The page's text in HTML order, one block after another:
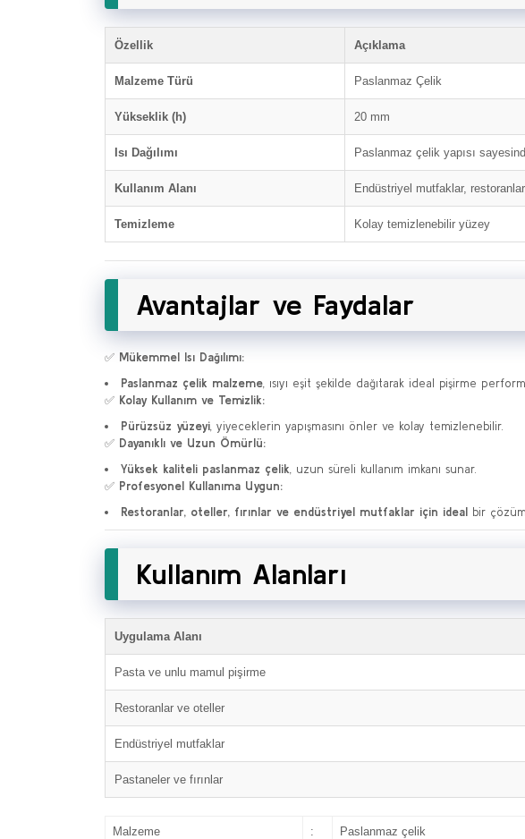
Özellik Açıklama
Malzeme Türü Paslanmaz Çelik
Yükseklik (h) 20 mm
Isı Dağılımı Paslanmaz çelik yapısı
Kullanım Alanı Endüstriyel mutfaklar,
Temizleme Kolay temizlenebilir yüzey
Avantajlar ve Faydalar
✅ Mükemmel Isı Dağılımı:
Paslanmaz çelik malzeme, ısıyı eşit şekilde dağıtarak ideal pişirme
✅ Kolay Kullanım ve Temizlik:
Pürüzsüz yüzeyi, yiyeceklerin yapışmasını önler ve kolay temizlenebilir.
✅ Dayanıklı ve Uzun Ömürlü:
Yüksek kaliteli paslanmaz çelik, uzun süreli kullanım imkanı sunar.
✅ Profesyonel Kullanıma Uygun:
Restoranlar, oteller, fırınlar ve endüstriyel mutfaklar için ideal
bir
Kullanım Alanları
Uygulama Alanı
Pasta ve unlu mamul pişirme
Restoranlar ve oteller
Endüstriyel mutfaklar
Pastaneler ve fırınlar
Malzeme : Paslanmaz çelik